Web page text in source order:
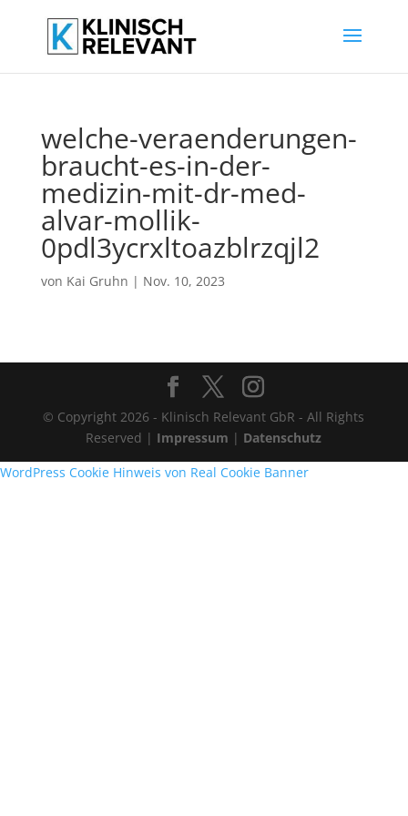
welche-veraenderungen-
braucht-es-in-der-
medizin-mit-dr-med-
alvar-mollik-
0pdl3ycrxltoazblrzqjl2
von Kai Gruhn | Nov. 10, 2023
© Copyright 2026 - Klinisch Relevant GbR - All Rights
Reserved | Impressum | Datenschutz
WordPress Cookie Hinweis von Real Cookie Banner